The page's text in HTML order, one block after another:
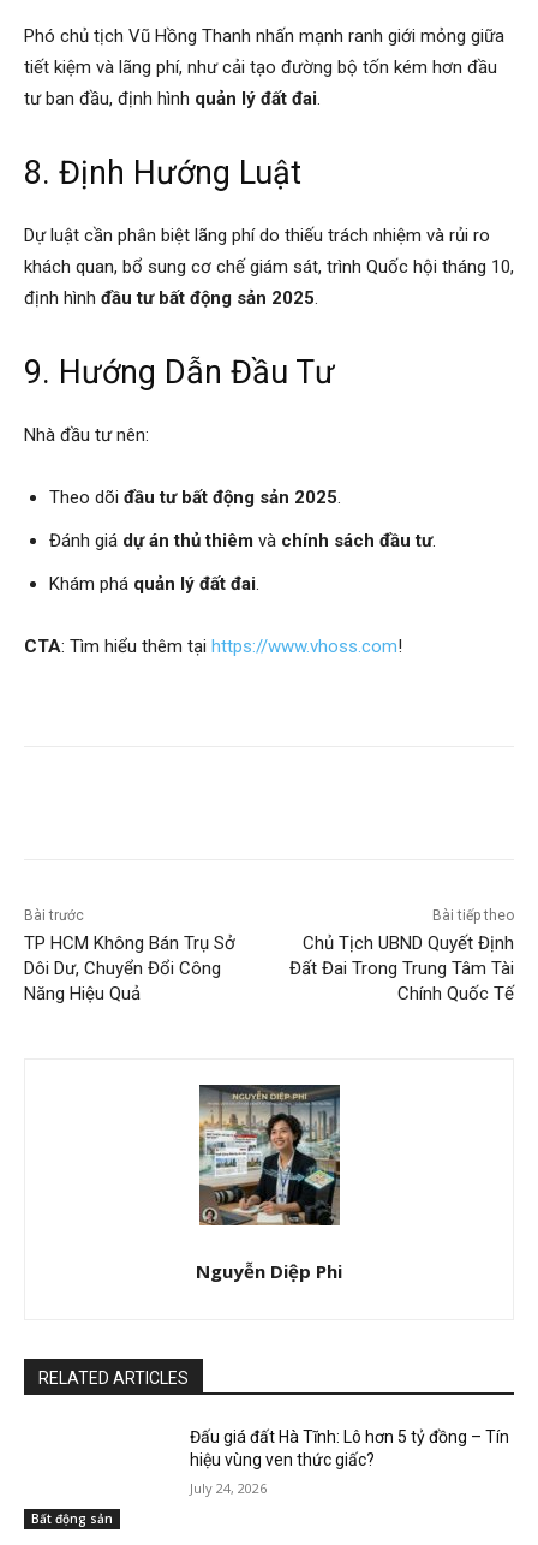
Phó chủ tịch Vũ Hồng Thanh nhấn mạnh ranh giới mỏng giữa
tiết kiệm và lãng phí, như cải tạo đường bộ tốn kém hơn đầu
tư ban đầu, định hình quản lý đất đai.
8. Định Hướng Luật
Dự luật cần phân biệt lãng phí do thiếu trách nhiệm và rủi ro
khách quan, bổ sung cơ chế giám sát, trình Quốc hội tháng 10,
định hình đầu tư bất động sản 2025.
9. Hướng Dẫn Đầu Tư
Nhà đầu tư nên:
Theo dõi đầu tư bất động sản 2025.
Đánh giá dự án thủ thiêm và chính sách đầu tư.
Khám phá quản lý đất đai.
CTA: Tìm hiểu thêm tại https://www.vhoss.com!
Bài trước
TP HCM Không Bán Trụ Sở
Dôi Dư, Chuyển Đổi Công
Năng Hiệu Quả
Bài tiếp theo
Chủ Tịch UBND Quyết Định
Đất Đai Trong Trung Tâm Tài
Chính Quốc Tế
Nguyễn Diệp Phi
RELATED ARTICLES
Bất động sản
Đấu giá đất Hà Tĩnh: Lô hơn 5 tỷ đồng – Tín
hiệu vùng ven thức giấc?
July 24, 2026